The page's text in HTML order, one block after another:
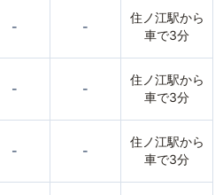
- -
住ノ江駅から
車で3分
- -
住ノ江駅から
車で3分
- -
住ノ江駅から
車で3分